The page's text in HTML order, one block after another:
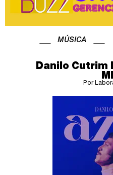
MÚSICA
Danilo Cutrim
Por